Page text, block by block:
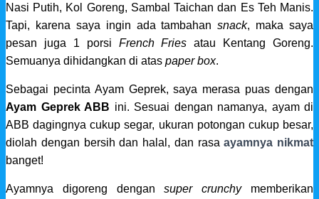
Nasi Putih, Kol Goreng, Sambal Taichan dan Es Teh Manis.
Tapi, karena saya ingin ada tambahansnack, maka saya
pesan juga 1 porsi French Fries atau Kentang Goreng.
Semuanya dihidangkan di atas paper box.
Sebagai pecinta Ayam Geprek, saya merasa puas dengan
Ayam Geprek ABB ini. Sesuai dengan namanya, ayam di
ABB dagingnya cukup segar, ukuran potongan cukup besar,
diolah dengan bersih dan halal, dan rasa ayamnya nikmat
banget!
Ayamnya digoreng dengansuper crunchymemberikan